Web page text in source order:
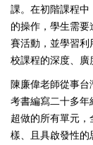
課。在初階課程中
的操作，學生需
賽活動，並學習利
校課程的深度、廣
陳廉偉老師從事台
考書編寫二十多年
超做的所有單元
樣、且具啟發性的